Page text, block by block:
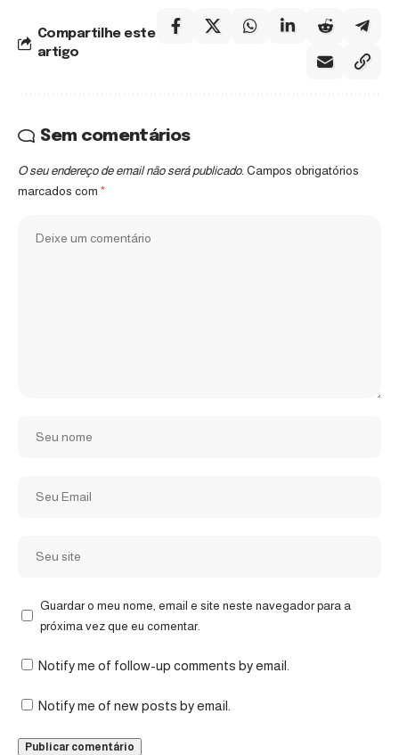
Compartilhe este
artigo
Sem comentários
O seu endereço de email não será publicado. Campos obrigatórios
marcados com *
Guardar o meu nome, email e site neste navegador para a
próxima vez que eu comentar.
Notify me of follow-up comments by email.
Notify me of new posts by email.